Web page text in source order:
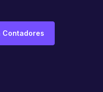
Contadores